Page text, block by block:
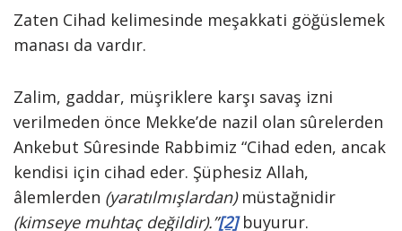
Zaten Cihad kelimesinde meşakkati göğüslemek
manası da vardır.
Zalim, gaddar, müşriklere karşı savaş izni
verilmeden önce Mekke’de nazil olan sûrelerden
Ankebut Sûresinde Rabbimiz “Cihad eden, ancak
kendisi için cihad eder. Şüphesiz Allah,
âlemlerden (yaratılmışlardan) müstağnidir
(kimseye muhtaç de­ğildir).”[2] buyurur.